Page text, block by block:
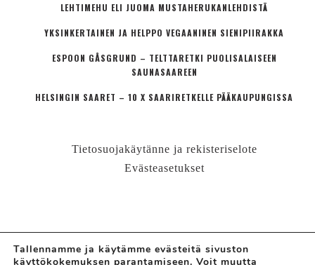
LEHTIMEHU ELI JUOMA MUSTAHERUKANLEHDISTÄ
YKSINKERTAINEN JA HELPPO VEGAANINEN SIENIPIIRAKKA
ESPOON GÅSGRUND – TELTTARETKI PUOLISALAISEEN
SAUNASAAREEN
HELSINGIN SAARET – 10 X SAARIRETKELLE PÄÄKAUPUNGISSA
Tietosuojakäytänne ja rekisteriselote
Evästeasetukset
Tallennamme ja käytämme evästeitä sivuston
käyttökokemuksen parantamiseen. Voit muutta